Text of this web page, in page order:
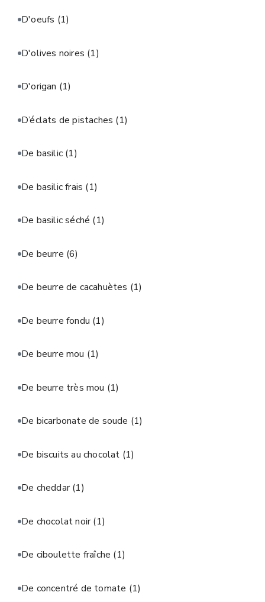
D'oeufs (1)
D'olives noires (1)
D'origan (1)
D’éclats de pistaches (1)
De basilic (1)
De basilic frais (1)
De basilic séché (1)
De beurre (6)
De beurre de cacahuètes (1)
De beurre fondu (1)
De beurre mou (1)
De beurre très mou (1)
De bicarbonate de soude (1)
De biscuits au chocolat (1)
De cheddar(1)
De chocolat noir(1)
De ciboulette fraîche (1)
De concentré de tomate (1)